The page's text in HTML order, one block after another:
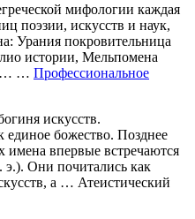
мифологии каждая
поэзии, искусств и наук,
Урания покровительница
истории, Мельпомена
… Профессиональное
искусств.
единое божество. Позднее
имена впервые встречаются
э.). Они почитались как
а … Атеистический